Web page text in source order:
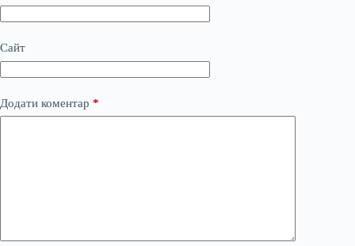
Сайт
Додати коментар *